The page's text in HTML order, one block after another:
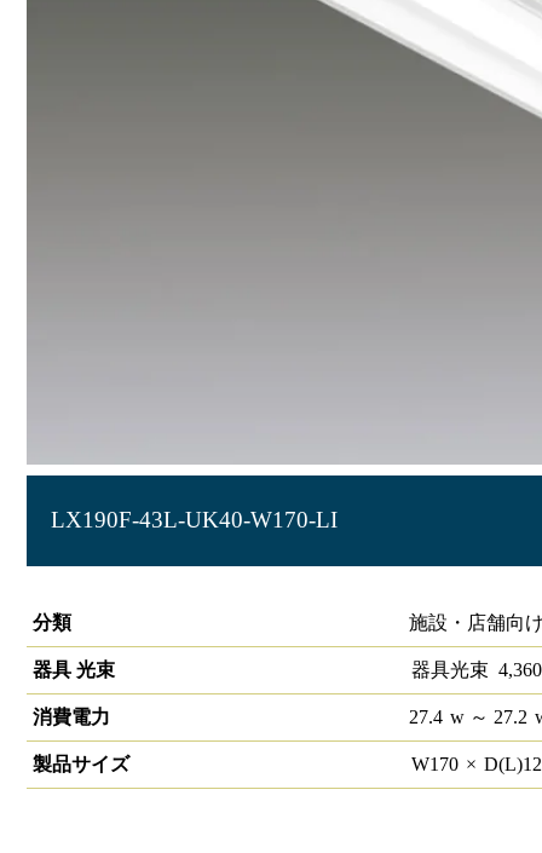
LX190F-43L-UK40-W170-LI
分類
施設・店舗向
器具 光束 器具光束 4,360
消費電力 27.4 w～ 27.2
製品サイズ W170 × D(L)